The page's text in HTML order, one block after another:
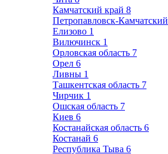
Камчатский край 8
Петропавловск-Камчатский
Елизово 1
Вилючинск 1
Орловская область 7
Орел 6
Ливны 1
Ташкентская область 7
Чирчик 1
Ошская область 7
Киев 6
Костанайская область 6
Костанай 6
Республика Тыва 6